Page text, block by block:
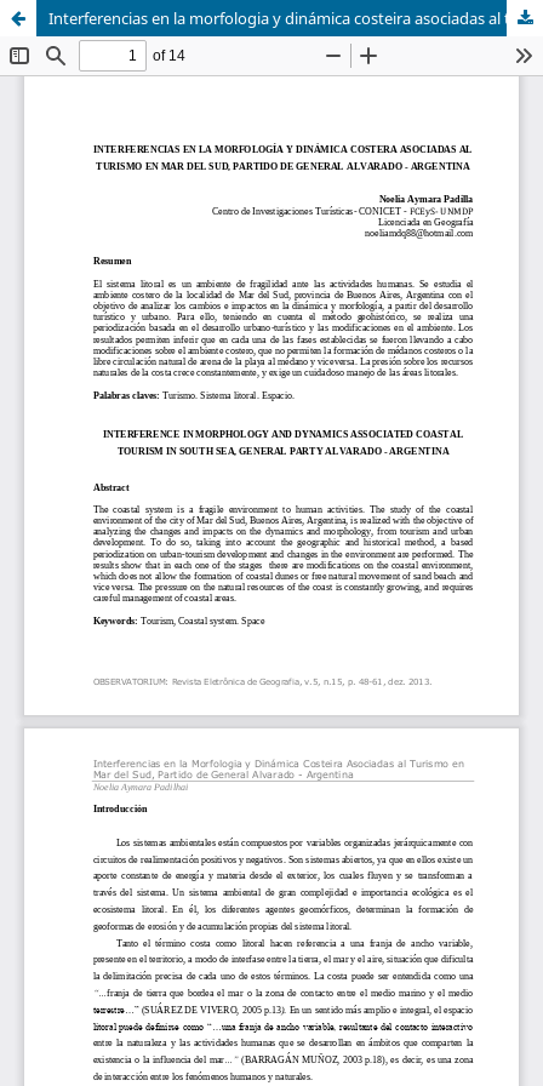
Interferencias en la morfologia y dinámica costeira asociadas al turismo en Mar del Sud, Partido de General Alvarado - Argentina / Interference in morphology and dynamics associated coastal tourism in South Sea, General Party Alvarado - Argentina